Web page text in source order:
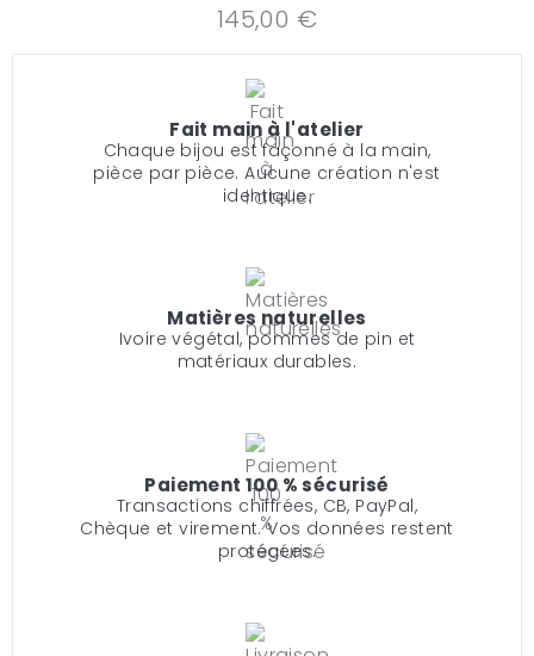
145,00 €
Fait main à l'atelier
Chaque bijou est façonné à la main,
pièce par pièce. Aucune création n'est
identique.
Matières naturelles
Ivoire végétal, pommes de pin et
matériaux durables.
Paiement 100 % sécurisé
Transactions chiffrées, CB, PayPal,
Chèque et virement. Vos données restent
protégées.